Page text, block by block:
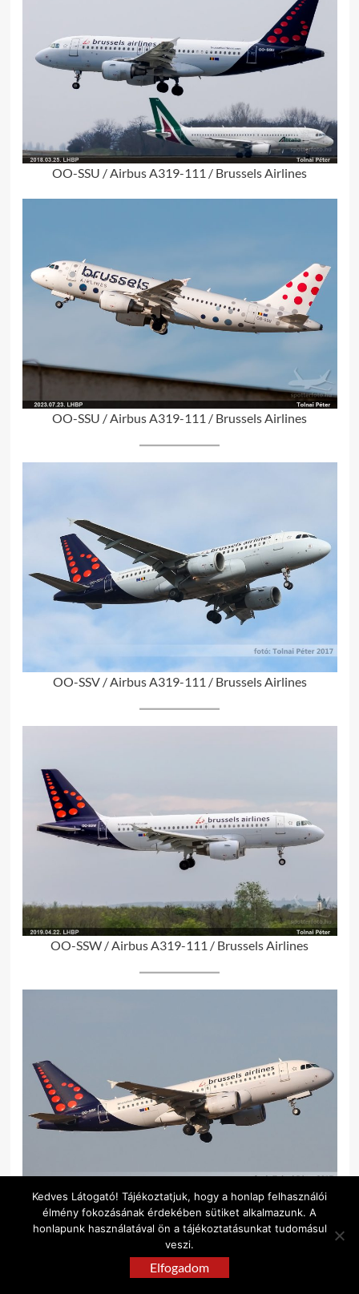
OO-SSU / Airbus A319-111 / Brussels Airlines
OO-SSU / Airbus A319-111 / Brussels Airlines
OO-SSV / Airbus A319-111 / Brussels Airlines
OO-SSW / Airbus A319-111 / Brussels Airlines
OO-SSX / Airbus A319-111 / Brussels Airlines
Kedves Látogató! Tájékoztatjuk, hogy a honlap felhasználói
élmény fokozásának érdekében sütiket alkalmazunk. A
honlapunk használatával ön a tájékoztatásunkat tudomásul
veszi.
Elfogadom